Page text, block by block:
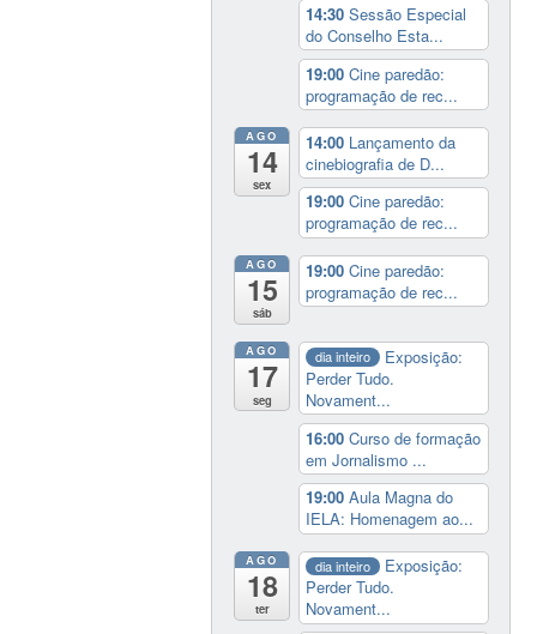
14:30Sessão Especial
do Conselho Esta...
19:00Cine paredão:
programação de rec...
AGO
14
sex
14:00 Lançamento da
cinebiografia de D...
19:00Cine paredão:
programação de rec...
AGO
15
sáb
19:00Cine paredão:
programação de rec...
AGO
17
seg
dia inteiro
Exposição:
Perder Tudo.
Novament...
16:00Curso de formação
em Jornalismo ...
19:00Aula Magna do
IELA: Homenagem ao...
AGO
18
ter
dia inteiro
Exposição:
Perder Tudo.
Novament...